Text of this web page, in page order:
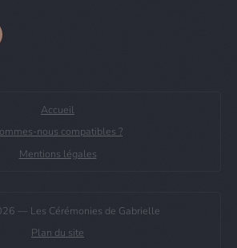
Accueil
nous compatibles ?
Mentions légales
— Les Cérémonies de Gabrielle
Plan du site